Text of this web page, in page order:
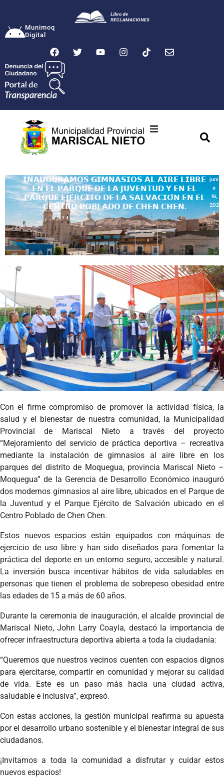
Munimoq
Digital
Transparencia
Seguridad
Programas
𝗜𝗡𝗔𝗨𝗚𝗨𝗥𝗔𝗠𝗢𝗦 𝗚𝗜𝗠𝗡𝗔𝗦𝗜𝗢𝗦 𝗔𝗟 𝗔𝗜𝗥𝗘 𝗟𝗜𝗕𝗥𝗘
𝗘𝗡 𝗘𝗟 𝗣𝗔𝗥𝗤𝗨𝗘 𝗗𝗘 𝗟𝗔 𝗝𝗨𝗩𝗘𝗡𝗧𝗨𝗗 𝗬 𝗘𝗡 𝗘𝗟
𝗣𝗔𝗥𝗤𝗨𝗘 𝗘𝗝𝗘́𝗥𝗖𝗜𝗧𝗢 𝗗𝗘 𝗟𝗔 𝗦𝗔𝗟𝗩𝗔𝗖𝗜𝗢́𝗡 𝗘𝗡 𝗘𝗟
𝗖𝗘𝗡𝗧𝗥𝗢 𝗣𝗢𝗕𝗟𝗔𝗗𝗢 𝗗𝗘 𝗖𝗛𝗘𝗡 𝗖𝗛𝗘𝗡.
juni
o
16,
202
5
Con el firme compromisode promover la actividad física, la
salud y el bienestar de nuestra comunidad, la Municipalidad
Provincial de Mariscal Nieto a través del proyecto
“Mejoramiento del servicio de práctica deportiva – recreativa
mediante la instalación de gimnasios al aire libre en los
parques del distrito de Moquegua, provincia Mariscal Nieto –
Moquegua” de la Gerencia de Desarrollo Económico inauguró
dos modernos gimnasios al aire libre, ubicados en el Parque de
la Juventud y el Parque Ejército de Salvación ubicado en el
Centro Poblado de Chen Chen.
Estos nuevos espacios están equipados con máquinas de
ejercicio de uso libre y han sido diseñados para fomentar la
práctica del deporte en un entorno seguro, accesible y natural.
La inversión busca incentivar hábitos de vida saludables en
personas que tienen el problema de sobrepeso obesidad entre
las edades de 15 a más de 60 años.
Durante la ceremonia de inauguración, el alcalde provincial de
Mariscal Nieto, John Larry Coayla, destacó la importancia de
ofrecer infraestructura deportiva abierta a toda la ciudadanía:
“Queremos que nuestros vecinos cuenten con espacios dignos
para ejercitarse, compartir en comunidad y mejorar su calidad
de vida. Este es un paso más hacia una ciudad activa,
saludable e inclusiva”, expresó.
Con estas acciones, la gestión municipal reafirma su apuesta
por el desarrollo urbano sostenible y el bienestar integral de sus
ciudadanos.
¡Invitamos a toda la comunidad a disfrutar y cuidar estos
nuevos espacios!